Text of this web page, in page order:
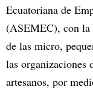
Ecuatoriana de
(ASEMEC), con la
de las micro,
las organizaciones
artesanos, por